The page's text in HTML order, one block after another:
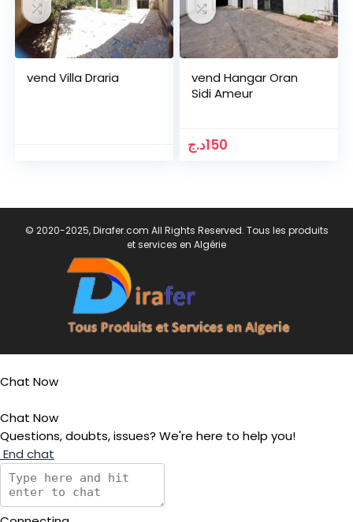
vend Villa Draria
vend Hangar Oran
Sidi Ameur
150د.ج
© 2020-2025, Dirafer.com All Rights Reserved. Tous les produits
et services en Algérie
Chat Now
Chat Now
Questions, doubts, issues? We're here to help you!
End chat